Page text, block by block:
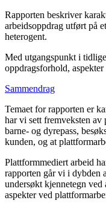
Rapporten beskriver
arbeidsoppdrag utført på
heterogent.
Med utgangspunkt i
oppdragsforhold,
Sammendrag
Temaet for rapporten er
har vi sett fremveksten
barne- og dyrepass,
kunden, og at
Plattformmediert arbeid
rapporten går vi i dybden
undersøkt kjennetegn
aspekter ved